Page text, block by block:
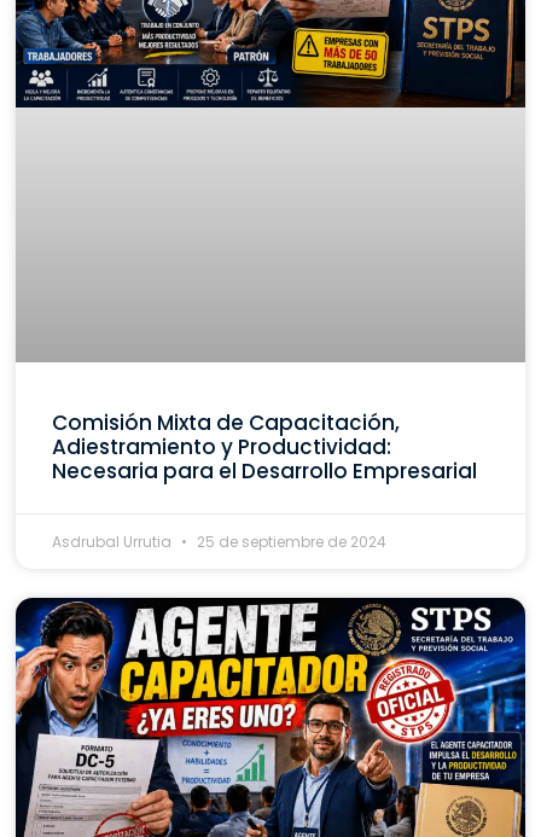
Comisión Mixta de Capacitación,
Adiestramiento y Productividad:
Necesaria para el Desarrollo Empresarial
Asdrubal Urrutia 25 de septiembre de 2024